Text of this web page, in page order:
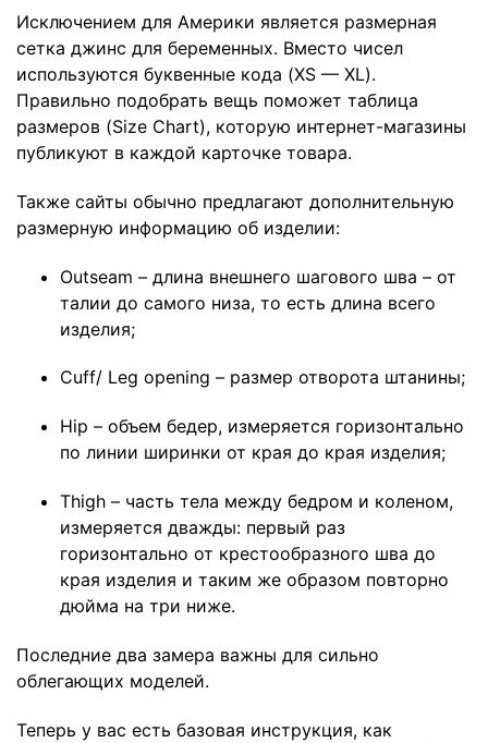
Исключением для Америки является размерная
сетка джинс для беременных. Вместо чисел
используются буквенные кода (XS — XL).
Правильно подобрать вещь поможет таблица
размеров (Size Chart), которую интернет-магазины
публикуют в каждой карточке товара.
Также сайты обычно предлагают дополнительную
размерную информацию об изделии:
Outseam – длина внешнего шагового шва – от
талии до самого низа, то есть длина всего
изделия;
Cuff/ Leg opening – размер отворота штанины;
Hip – объем бедер, измеряется горизонтально
по линии ширинки от края до края изделия;
Thigh – часть тела между бедром и коленом,
измеряется дважды: первый раз
горизонтально от крестообразного шва до
края изделия и таким же образом повторно
дюйма на три ниже.
Последние два замера важны для сильно
облегающих моделей.
Теперь у вас есть базовая инструкция, как